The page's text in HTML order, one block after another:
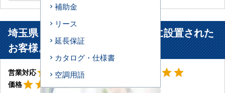
埼玉県 飯能市 スタジオ内編集室に設置された
お客様より
営業対応 星5
star starstarstarstar 星5
starstar
価格 星5
starstarstarstarstar
補助金
リース
延長保証
カタログ・仕様書
空調用語